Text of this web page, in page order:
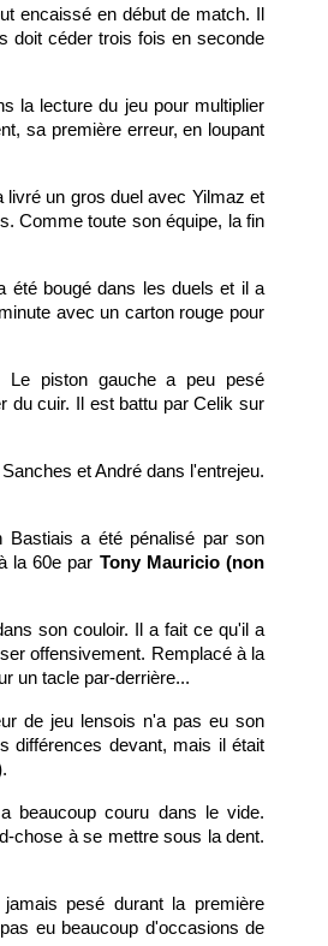
encaissé en début de match. Il
doit céder trois fois en seconde
la lecture du jeu pour multiplier
sa première erreur, en loupant
un gros duel avec Yilmaz et
Comme toute son équipe, la fin
été bougé dans les duels et il a
avec un carton rouge pour
piston gauche a peu pesé
du cuir. Il est battu par Celik sur
et André dans l'entrejeu.
a été pénalisé par son
la 60e par Tony Mauricio (non
son couloir. Il a fait ce qu'il a
offensivement. Remplacé à la
un tacle par-derrière...
de jeu lensois n'a pas eu son
différences devant, mais il était
.
beaucoup couru dans le vide.
chose à se mettre sous la dent.
pesé durant la première
eu beaucoup d'occasions de